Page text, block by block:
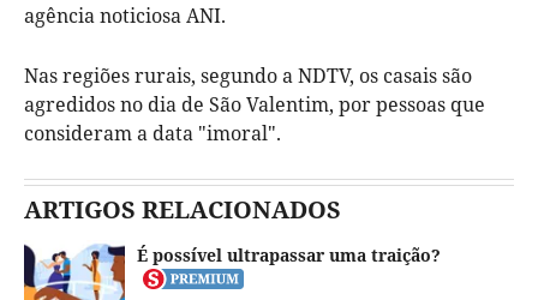
agência noticiosa ANI.
Nas regiões rurais, segundo a NDTV, os casais são
agredidos no dia de São Valentim, por pessoas que
consideram a data "imoral".
ARTIGOS RELACIONADOS
É possível ultrapassar uma traição?